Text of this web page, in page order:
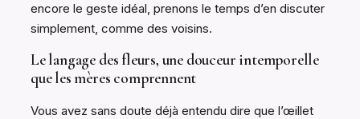
encore le geste idéal, prenons le temps d’en discuter
simplement, comme des voisins.
Le langage des fleurs, une douceur intemporelle
que les mères comprennent
Vous avez sans doute déjà entendu dire que l’œillet